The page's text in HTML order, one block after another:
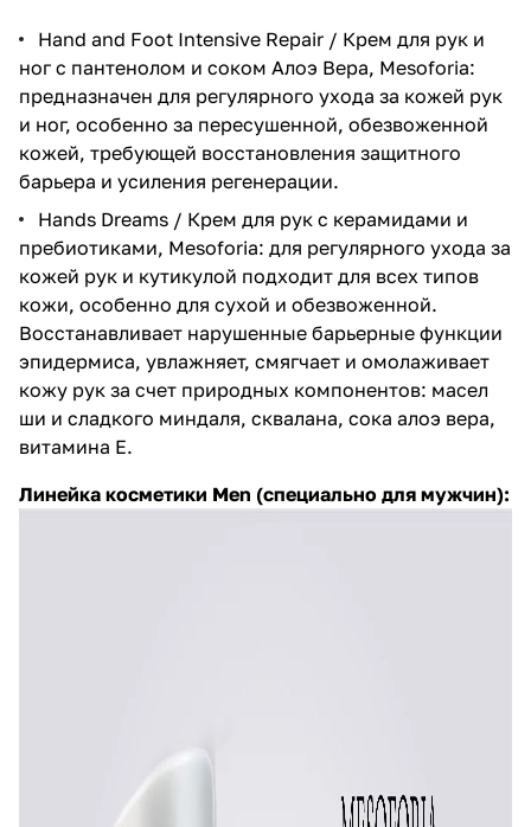
Hand and Foot Intensive Repair / Крем для рук и
ног с пантенолом и соком Алоэ Вера, Mesoforia:
предназначен для регулярного ухода за кожей рук
и ног, особенно за пересушенной, обезвоженной
кожей, требующей восстановления защитного
барьера и усиления регенерации.
Hands Dreams / Крем для рук с керамидами и
пребиотиками, Mesoforia: для регулярного ухода за
кожей рук и кутикулой подходит для всех типов
кожи, особенно для сухой и обезвоженной.
Восстанавливает нарушенные барьерные функции
эпидермиса, увлажняет, смягчает и омолаживает
кожу рук за счет природных компонентов: масел
ши и сладкого миндаля, сквалана, сока алоэ вера,
витамина Е.
Линейка косметики Men (специально для мужчин):